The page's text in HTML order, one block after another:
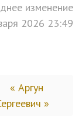
изменение
2026 23:49
« Аргун
»